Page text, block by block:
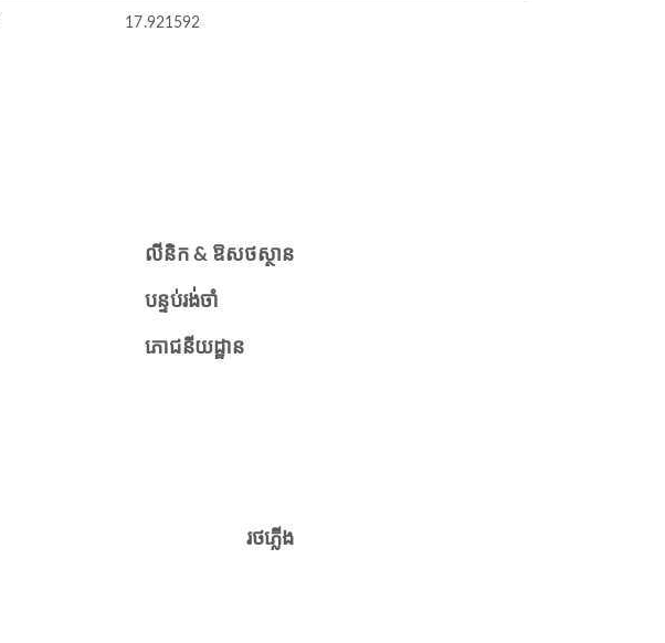
17.921592
លីនិក & ឱសថស្ថាន
បន្ទប់រង់ចាំ
ភោជនីយដ្ឋាន
រថភ្លើង